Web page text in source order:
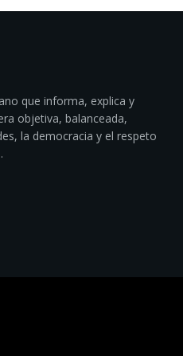
que informa, explica y
objetiva, balanceada,
la democracia y el respeto